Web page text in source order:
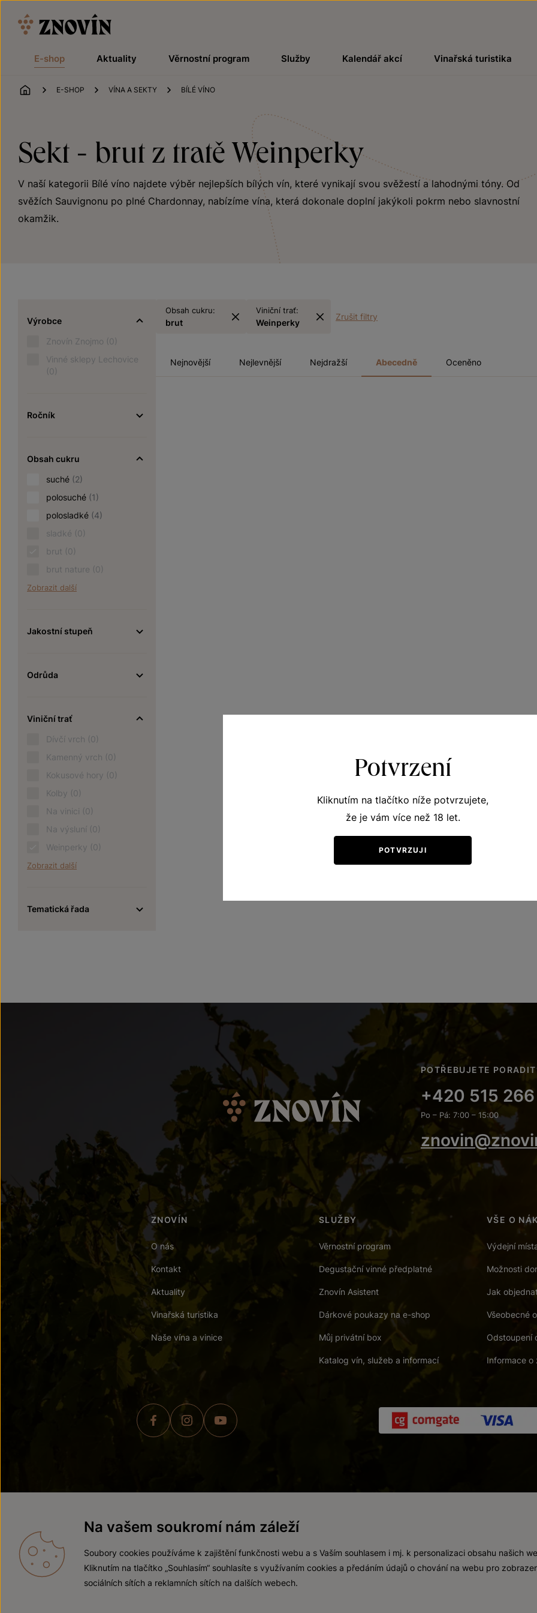
E-shop Aktuality Věrnostní program Služby Kalendář akcí Vinařská turistika
ÚVOD
E-SHOP VÍNA A SEKTY BÍLÉ VÍNO
Sekt - brut z tratě Weinperky
V naší kategorii Bílé víno najdete výběr nejlepších bílých vín, které vynikají svou svěžestí a lahodnými tóny. Od
svěžích Sauvignonu po plné Chardonnay, nabízíme vína, která dokonale doplní jakýkoli pokrm nebo slavnostní
okamžik.
Výrobce
Znovín Znojmo (0)
Vinné sklepy Lechovice
(0)
Ročník
Obsah cukru
suché (2)
polosuché (1)
polosladké (4)
sladké (0)
brut (0)
brut nature (0)
Zobrazit další
Jakostní stupeň
Odrůda
Viniční trať
Dívčí vrch (0)
Kamenný vrch (0)
Kokusové hory (0)
Kolby (0)
Na vinici (0)
Na výsluní (0)
Weinperky (0)
Zobrazit další
Tematická řada
Obsah cukru:
brut
Viniční trať:
Weinperky
Zrušit filtry
Nejnovější Nejlevnější Nejdražší Abecedně Oceněno
POTŘEBUJETE
+420 515
Po – Pá: 7:00 – 15:00
ZNOVÍN
O nás
Kontakt
Aktuality
Vinařská turistika
Naše vína a vinice
SLUŽBY
Věrnostní program
Degustační vinné předplatné
Znovín Asistent
Dárkové poukazy na e-shop
Můj privátní box
Katalog vín, služeb a informací
VŠE O
Výdejní
Možnosti
Jak
Všeobecné
Odstoupení
Informace o
Zákaz prodeje alkoholických nápojů osobám mladším 18 let.
Vytvořil webProgress
Potvrzení
Kliknutím na tlačítko níže potvrzujete,
že je vám více než 18 let.
POTVRZUJI
Na vašem soukromí nám záleží
Soubory cookies používáme k zajištění funkčnosti webu a s Vaším souhlasem i mj. k personalizaci obsahu našich
Kliknutím na tlačítko „Souhlasím“ souhlasíte s využívaním cookies a předáním údajů o chování na webu pro
sociálních sítích a reklamních sítích na dalších webech.